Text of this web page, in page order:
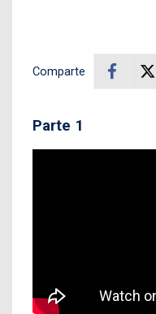
Comparte
Parte 1